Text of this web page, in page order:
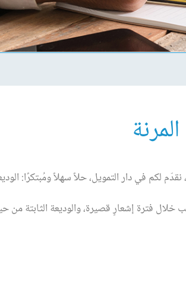
لكم في دار التمويل، حلاً سهلاً ومُبتكرًا:
فترة إشعارٍ قصيرة، والوديعة الثابتة من